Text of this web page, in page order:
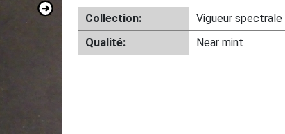
Collection: Vigueur spectrale
Qualité:
Near mint